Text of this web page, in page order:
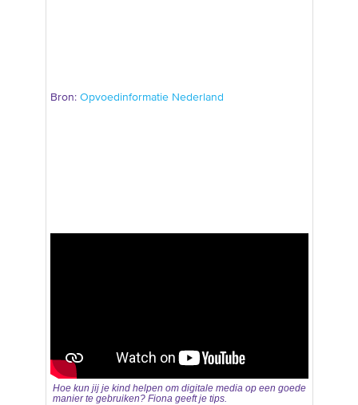
Bron: Opvoedinformatie Nederland
Hoe kun jij je kind helpen om digitale media op een goede
manier te gebruiken? Fiona geeft je tips.